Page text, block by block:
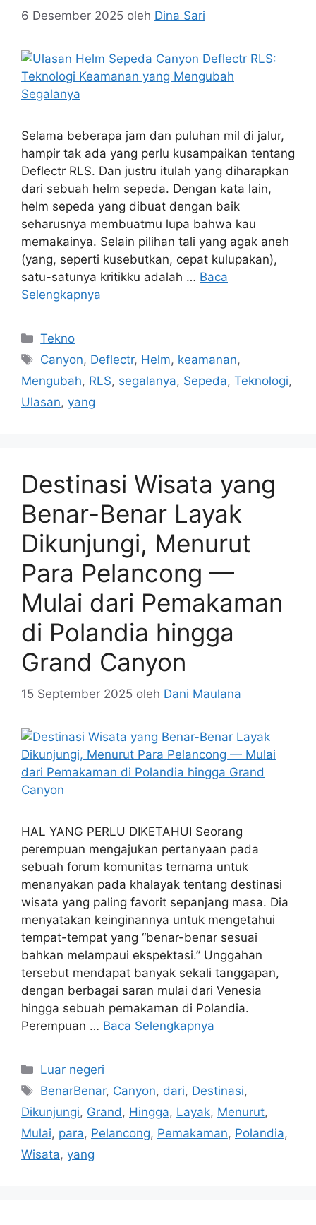
6 Desember 2025 oleh Dina Sari
Selama beberapa jam dan puluhan mil di jalur,
hampir tak ada yang perlu kusampaikan tentang
Deflectr RLS. Dan justru itulah yang diharapkan
dari sebuah helm sepeda. Dengan kata lain,
helm sepeda yang dibuat dengan baik
seharusnya membuatmu lupa bahwa kau
memakainya. Selain pilihan tali yang agak aneh
(yang, seperti kusebutkan, cepat kulupakan),
satu-satunya kritikku adalah … Baca
Selengkapnya
Kategori
Tekno
Tag
Canyon, Deflectr, Helm, keamanan,
Mengubah, RLS, segalanya, Sepeda, Teknologi,
Ulasan, yang
Destinasi Wisata yang
Benar-Benar Layak
Dikunjungi, Menurut
Para Pelancong —
Mulai dari Pemakaman
di Polandia hingga
Grand Canyon
15 September 2025 oleh Dani Maulana
HAL YANG PERLU DIKETAHUI Seorang
perempuan mengajukan pertanyaan pada
sebuah forum komunitas ternama untuk
menanyakan pada khalayak tentang destinasi
wisata yang paling favorit sepanjang masa. Dia
menyatakan keinginannya untuk mengetahui
tempat-tempat yang “benar-benar sesuai
bahkan melampaui ekspektasi.” Unggahan
tersebut mendapat banyak sekali tanggapan,
dengan berbagai saran mulai dari Venesia
hingga sebuah pemakaman di Polandia.
Perempuan … Baca Selengkapnya
Kategori
Luar negeri
Tag
BenarBenar, Canyon, dari, Destinasi,
Dikunjungi, Grand , Hingga, Layak, Menurut,
Mulai, para, Pelancong, Pemakaman, Polandia,
Wisata, yang